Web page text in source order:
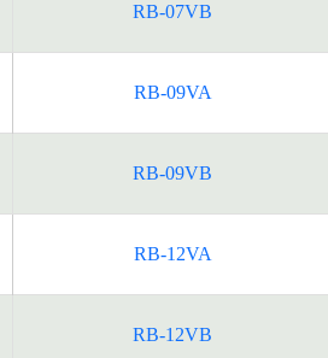
RB-07VB
RB-09VA
RB-09VB
RB-12VA
RB-12VB